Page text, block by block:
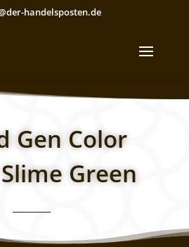
handelsposten.de
Gen Color
Green